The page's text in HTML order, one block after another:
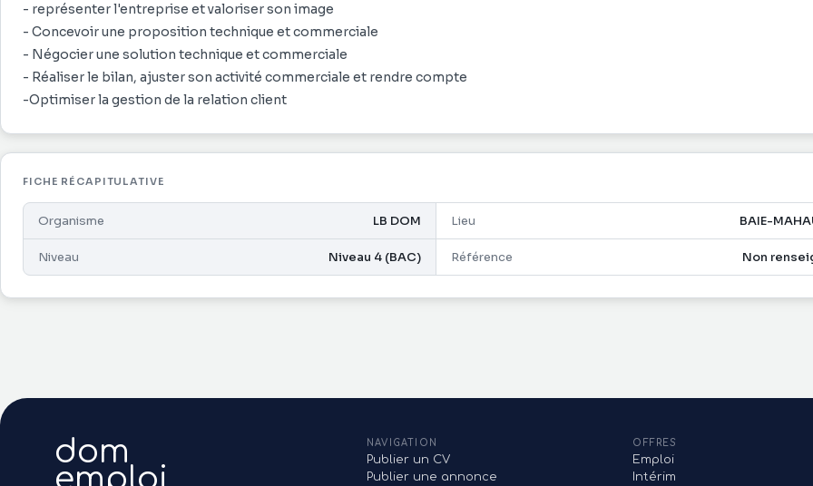
- représenter l'entreprise et valoriser son image
- Concevoir une proposition technique et commerciale
- Négocier une solution technique et commerciale
- Réaliser le bilan, ajuster son activité commerciale et rendre compte
-Optimiser la gestion de la relation client
FICHE RÉCAPITULATIVE
Organisme LB DOM Lieu BAIE-
Niveau Niveau 4 (BAC) Référence Non
dom
emploi
NAVIGATION
Publier un CV
Publier une annonce
OFFRES
Emploi
Intérim